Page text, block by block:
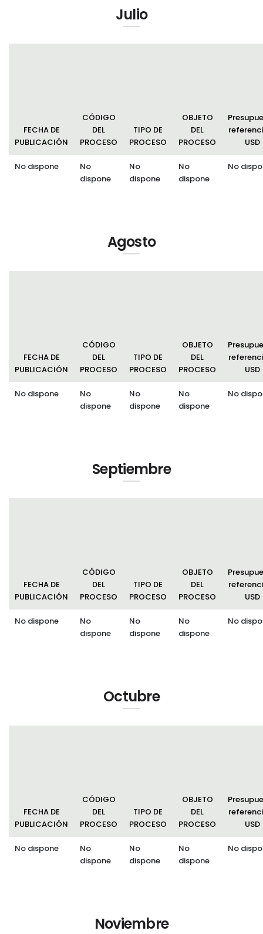
Julio
FECHA DE
PUBLICACIÓN
CÓDIGO
DEL
PROCESO
TIPO DE
PROCESO
OBJETO
DEL
PROCESO
USD
No dispone
No
dispone
No
dispone
No
dispone
No
Agosto
FECHA DE
PUBLICACIÓN
CÓDIGO
DEL
PROCESO
TIPO DE
PROCESO
OBJETO
DEL
PROCESO
USD
No dispone
No
dispone
No
dispone
No
dispone
No
Septiembre
FECHA DE
PUBLICACIÓN
CÓDIGO
DEL
PROCESO
TIPO DE
PROCESO
OBJETO
DEL
PROCESO
USD
No dispone
No
dispone
No
dispone
No
dispone
No
Octubre
FECHA DE
PUBLICACIÓN
CÓDIGO
DEL
PROCESO
TIPO DE
PROCESO
OBJETO
DEL
PROCESO
USD
No dispone
No
dispone
No
dispone
No
dispone
No
Noviembre